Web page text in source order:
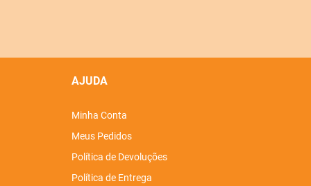
AJUDA
Minha Conta
Meus Pedidos
Política de Devoluções
Política de Entrega